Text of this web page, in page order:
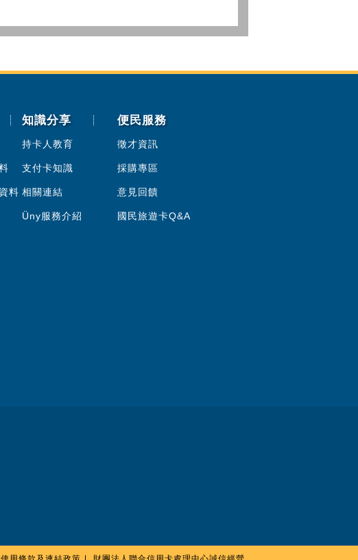
料
知識分享
持卡人教育
支付卡知識
相關連結
Üny服務介紹
便民服務
徵才資訊
採購專區
意見回饋
國民旅遊卡Q&A